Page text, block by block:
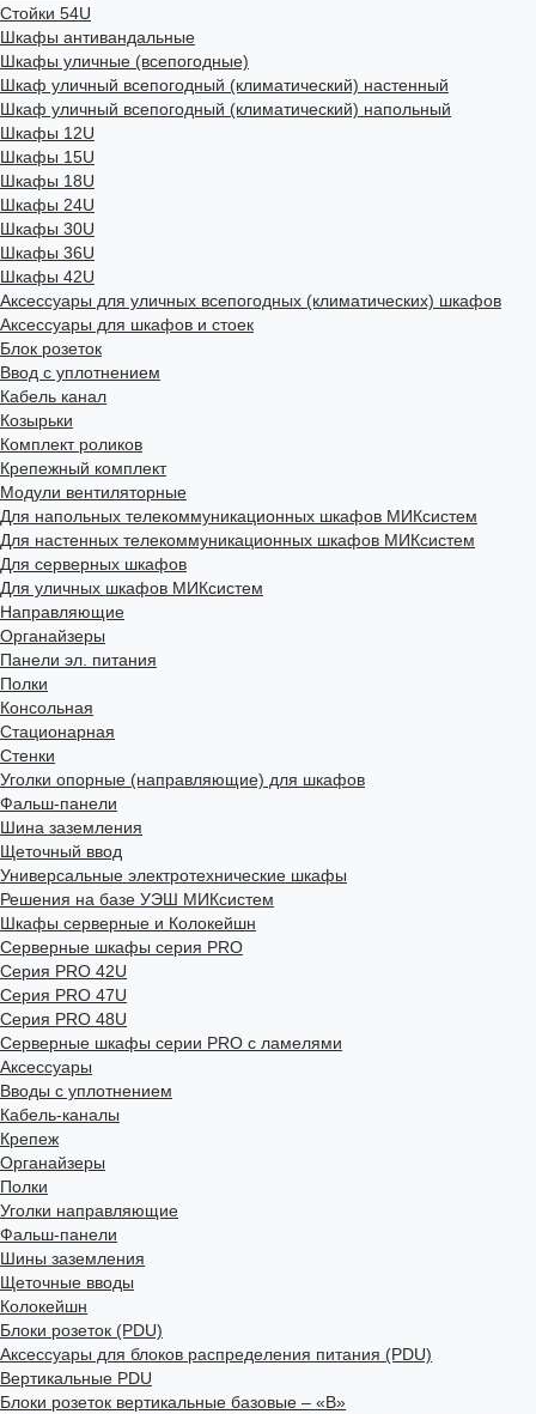
Стойки 54U
Шкафы антивандальные
Шкафы уличные (всепогодные)
Шкаф уличный всепогодный (климатический) настенный
Шкаф уличный всепогодный (климатический) напольный
Шкафы 12U
Шкафы 15U
Шкафы 18U
Шкафы 24U
Шкафы 30U
Шкафы 36U
Шкафы 42U
Аксессуары для уличных всепогодных (климатических) шкафов
Аксессуары для шкафов и стоек
Блок розеток
Ввод с уплотнением
Кабель канал
Козырьки
Комплект роликов
Крепежный комплект
Модули вентиляторные
Для напольных телекоммуникационных шкафов МИКсистем
Для настенных телекоммуникационных шкафов МИКсистем
Для серверных шкафов
Для уличных шкафов МИКсистем
Направляющие
Органайзеры
Панели эл. питания
Полки
Консольная
Стационарная
Стенки
Уголки опорные (направляющие) для шкафов
Фальш-панели
Шина заземления
Щеточный ввод
Универсальные электротехнические шкафы
Решения на базе УЭШ МИКсистем
Шкафы серверные и Колокейшн
Серверные шкафы серия PRO
Серия PRO 42U
Серия PRO 47U
Серия PRO 48U
Серверные шкафы серии PRO с ламелями
Аксессуары
Вводы с уплотнением
Кабель-каналы
Крепеж
Органайзеры
Полки
Уголки направляющие
Фальш-панели
Шины заземления
Щеточные вводы
Колокейшн
Блоки розеток (PDU)
Аксессуары для блоков распределения питания (PDU)
Вертикальные PDU
Блоки розеток вертикальные базовые – «В»